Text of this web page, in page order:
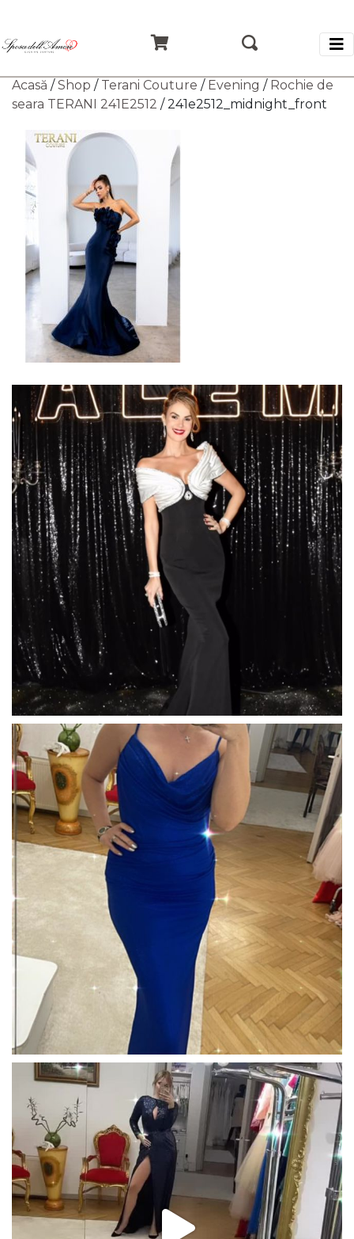
Acasă /Shop / Terani Couture / Evening / Rochie de
seara TERANI 241E2512 / 241e2512_midnight_front